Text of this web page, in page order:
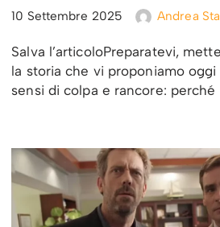
10 Settembre 2025 Andrea
Salva l’articoloPreparatevi,
la storia che vi proponiamo
sensi di colpa e rancore: perché